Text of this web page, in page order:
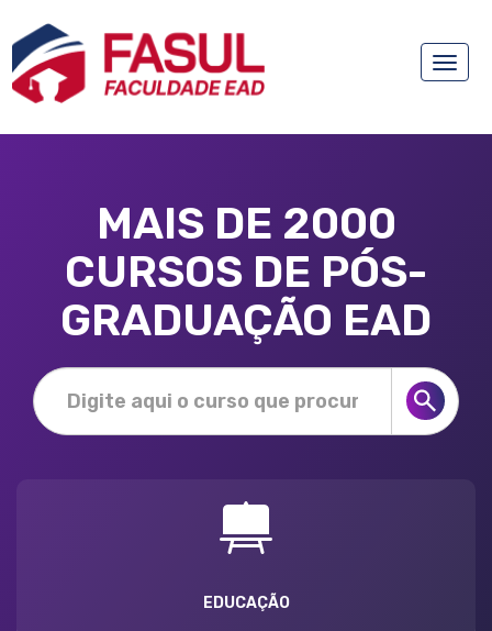
Toggle
MAIS DE 2000
CURSOS DE PÓS-
GRADUAÇÃO EAD
EDUCAÇÃO